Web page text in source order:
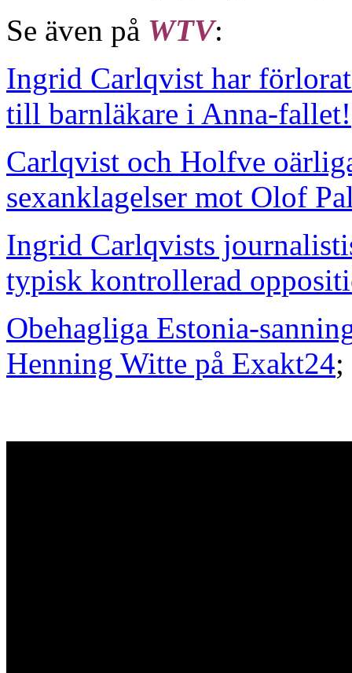
Se även på WTV:
Ingrid Carlqvist har
till barnläkare i Anna-fallet!
Carlqvist och Holfve
sexanklagelser mot Olof
Ingrid Carlqvists
typisk kontrollerad
Obehagliga Estonia-
Henning Witte på Exakt24;